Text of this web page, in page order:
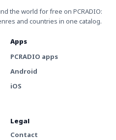
the world for free on PCRADIO:
and countries in one catalog.
Apps
PCRADIO apps
Android
iOS
Legal
Contact